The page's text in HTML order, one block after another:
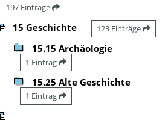
197 Einträge
15 Geschichte 123 Einträge
15.15 Archäologie
1 Eintrag
15.25 Alte Geschichte
1 Eintrag